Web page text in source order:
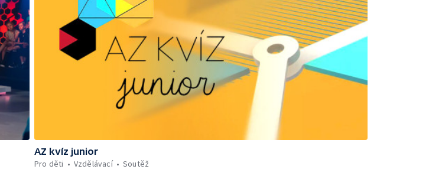
AZ kvíz junior
Pro děti
Vzdělávací Soutěž